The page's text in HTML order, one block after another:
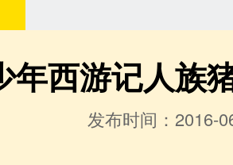
年西游记人族
发布时间：2016-